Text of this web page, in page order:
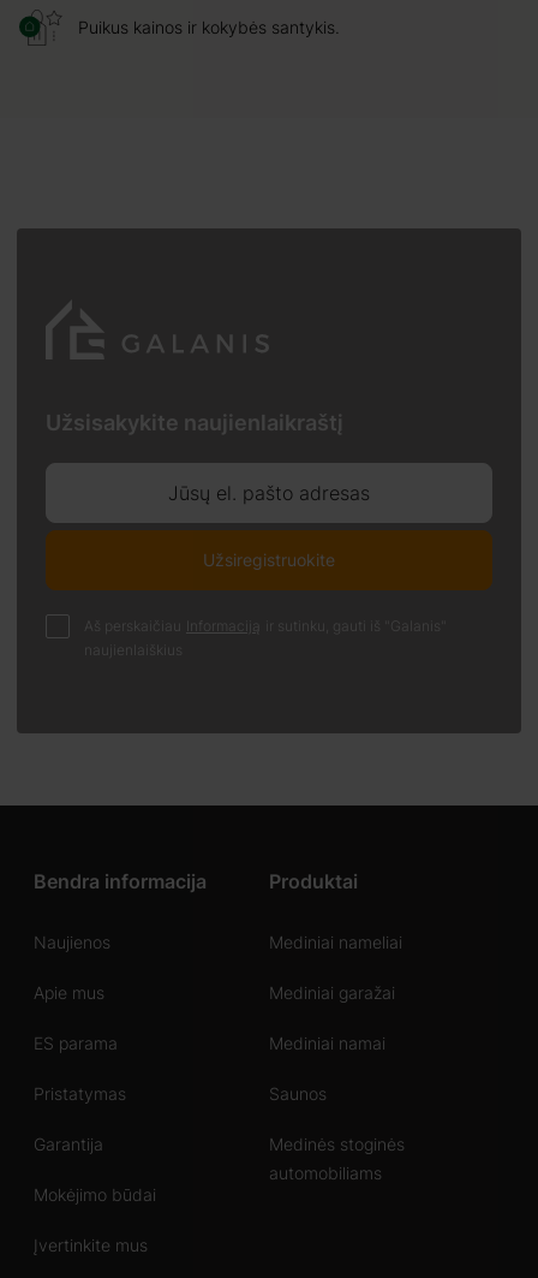
Puikus kainos ir kokybės santykis.
Užsisakykite naujienlaikraštį
Jūsų el. pašto adresas
Užsiregistruokite
Aš perskaičiau Informaciją
ir sutinku, gauti iš "Galanis"
naujienlaiškius
Bendra informacija
Naujienos
Apie mus
ES parama
Pristatymas
Garantija
Mokėjimo būdai
Įvertinkite mus
Produktai
Mediniai nameliai
Mediniai garažai
Mediniai namai
Saunos
Medinės stoginės
automobiliams